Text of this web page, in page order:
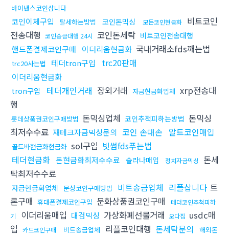
바이낸스코인삽니다
코인이체구입 탈세하는방법 코인돈믹싱 모든코인현금화
비트코인
전송대행 코인송금대행 24시 코인돈세탁 비트코인전송대행
핸드폰결제코인구매 이더리움현금화 국내거래소fds깨는법
trc20사는법 테더tron구입 trc20판매
이더리움현금화
tron구입 테더개인거래 장외거래 자금현금화업체 xrp전송대
행
롯데상품권코인구매방법 돈믹싱업체 코인추적피하는방법 돈믹싱
최저수수료 재테크자금믹싱문의 코인 손대손 알트코인매입
골드바현금화현금화 sol구입 빗썸fds푸는법
테더현금화 돈현금화최저수수료 솔라나매입 정치자금믹싱
돈세
탁최저수수료
자금현금화업체 문상코인구매방법 비트송금업체 리플삽니다 트
론구매 휴대폰결제코인구입 문화상품권코인구매
테더코인추척피하
기
이더리움매입 대검믹싱 가상화폐선물거래 오다집 usdc매
입
카드코인구매 비트송금업체 리플코인대행 돈세탁문의
해외돈